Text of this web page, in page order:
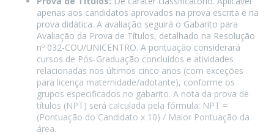
apenas aos candidatos aprovados na prova escrita e na
prova didática. A avaliação seguirá o Gabarito para
Avaliação da Prova de Títulos, detalhado na Resolução
nº 032-COU/UNICENTRO. A pontuação considerará
cursos de Pós-Graduação concluídos e atividades
relacionadas nos últimos cinco anos (com exceções
para licença maternidade/adotante), conforme os
grupos especificados no gabarito. A nota da prova de
títulos (NPT) será calculada pela fórmula: NPT =
(Pontuação do Candidato x 10) / Maior Pontuação da
área.